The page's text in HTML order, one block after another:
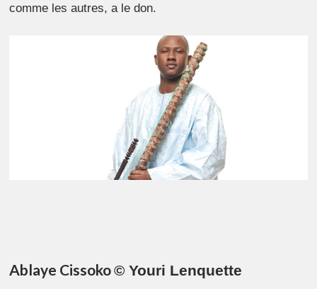
comme les autres, a le don.
Ablaye Cissoko© Youri Lenquette